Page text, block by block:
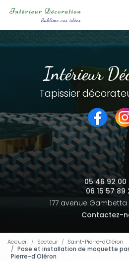
principal
Intérieur
Tapissier
05 46 92 00
06 15 57 89
177 avenue Gambetta
Contactez-
Accueil Secteur
Saint-Pierre-d'Oléron
Pose et installation de moquette
Pierre-d'Oléron